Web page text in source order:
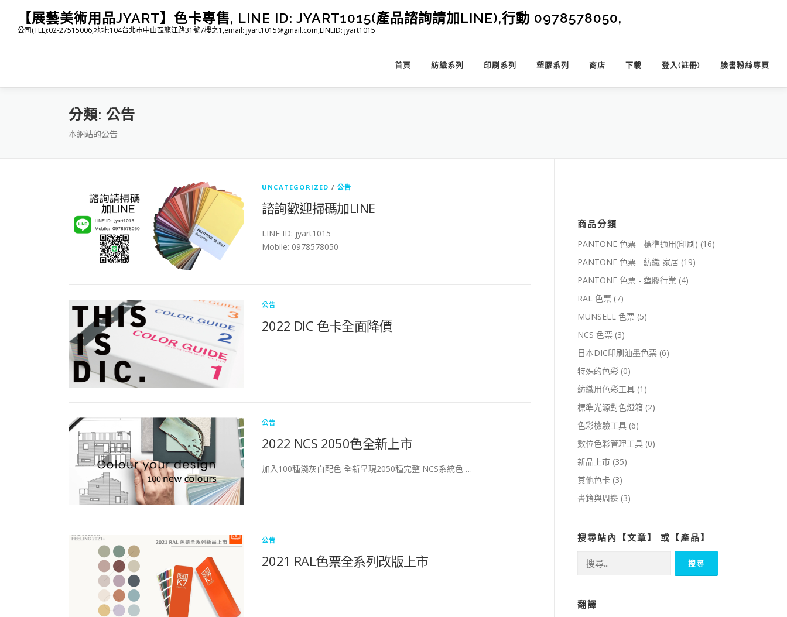
【展藝美術用品JYART】色卡專售, LINE ID: JYART1015(產品諮詢請加LINE),行動 0978578050,
公司(TEL):02-27515006,地址:104台北市中山區龍江路31號7樓之1,email: jyart1015@gmail.com,LINEID: jyart1015
首頁 紡織系列 印刷系列 塑膠系列 商店 下載 登入(註冊) 臉書粉絲專頁
分類: 公告
本網站的公告
UNCATEGORIZED /公告
諮詢歡迎掃碼加LINE
LINE ID: jyart1015
Mobile: 0978578050
公告
2022 DIC 色卡全面降價
公告
2022 NCS 2050色全新上市
加入100種淺灰白配色 全新呈現2050種完整 NCS系統色 …
公告
2021 RAL色票全系列改版上市
商品分類
PANTONE 色票 - 標準通用(印刷) (16)
PANTONE 色票 - 紡織 家居 (19)
PANTONE 色票 - 塑膠行業 (4)
RAL 色票 (7)
MUNSELL 色票 (5)
NCS 色票 (3)
日本DIC印刷油墨色票 (6)
特殊的色彩 (0)
紡織用色彩工具 (1)
標準光源對色燈箱 (2)
色彩檢驗工具 (6)
數位色彩管理工具 (0)
新品上市 (35)
其他色卡 (3)
書籍與周邊 (3)
搜尋站內【文章】 或【產品】
鍵
字:
翻譯